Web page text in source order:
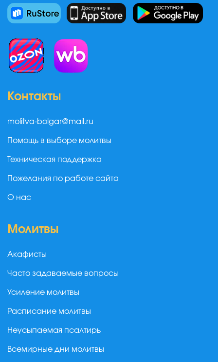
Контакты
molitva-bolgar@mail.ru
Помощь в выборе молитвы
Техническая поддержка
Пожелания по работе сайта
О нас
Молитвы
Акафисты
Часто задаваемые вопросы
Усиление молитвы
Расписание молитвы
Неусыпаемая псалтирь
Всемирные дни молитвы